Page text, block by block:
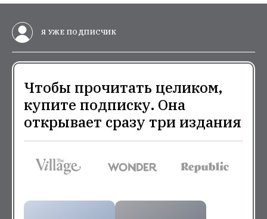
Я УЖЕ ПОДПИСЧИК
Чтобы прочитать целиком,
купите подписку. Она
открывает сразу три издания